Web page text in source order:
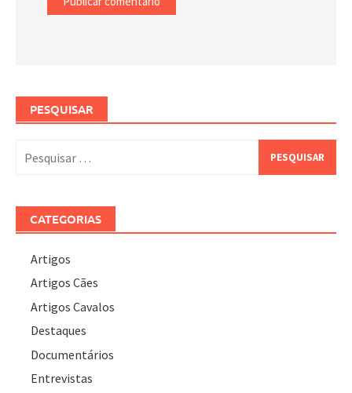
PESQUISAR
por:
CATEGORIAS
Artigos
Artigos Cães
Artigos Cavalos
Destaques
Documentários
Entrevistas